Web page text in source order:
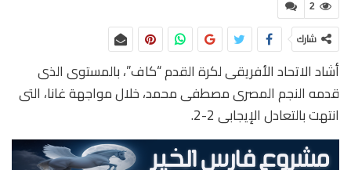
2
شارك
أشاد الاتحاد الأفريقى لكرة القدم “كاف”، بالمستوى الذى
قدمه النجم المصرى مصطفى محمد، خلال مواجهة غانا، التى
انتهت بالتعادل الإيجابى 2-2.